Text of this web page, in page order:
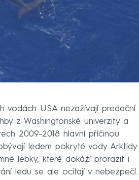
vodách USA nezažívají predační
z Washingtonské univerzity a
2009–⁠2018 hlavní příčinou
ledem pokryté vody Arktidy.
lebky, které dokáží prorazit i
ledu se ale ocitají v nebezpečí.